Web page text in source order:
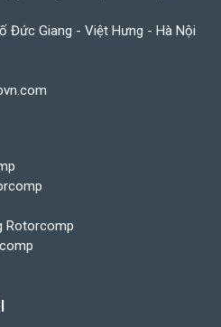
Đức Giang - Việt Hưng - Hà Nội
Rotorcomp